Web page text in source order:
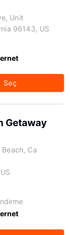
Unit
96143, US
Seç
Getaway
Ca